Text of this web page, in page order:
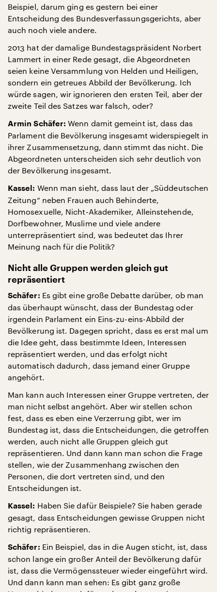
Beispiel, darum ging es gestern bei einer
Entscheidung des Bundesverfassungsgerichts, aber
auch noch viele andere.
2013 hat der damalige Bundestagspräsident Norbert
Lammert in einer Rede gesagt, die Abgeordneten
seien keine Versammlung von Helden und Heiligen,
sondern ein getreues Abbild der Bevölkerung. Ich
würde sagen, wir ignorieren den ersten Teil, aber der
zweite Teil des Satzes war falsch, oder?
Armin Schäfer: Wenn damit gemeint ist, dass das
Parlament die Bevölkerung insgesamt widerspiegelt in
ihrer Zusammensetzung, dann stimmt das nicht. Die
Abgeordneten unterscheiden sich sehr deutlich von
der Bevölkerung insgesamt.
Kassel: Wenn man sieht, dass laut der „Süddeutschen
Zeitung“ neben Frauen auch Behinderte,
Homosexuelle, Nicht-Akademiker, Alleinstehende,
Dorfbewohner, Muslime und viele andere
unterrepräsentiert sind, was bedeutet das Ihrer
Meinung nach für die Politik?
Nicht alle Gruppen werden gleich gut
repräsentiert
Schäfer: Es gibt eine große Debatte darüber, ob man
das überhaupt wünscht, dass der Bundestag oder
irgendein Parlament ein Eins-zu-eins-Abbild der
Bevölkerung ist. Dagegen spricht, dass es erst mal um
die Idee geht, dass bestimmte Ideen, Interessen
repräsentiert werden, und das erfolgt nicht
automatisch dadurch, dass jemand einer Gruppe
angehört.
Man kann auch Interessen einer Gruppe vertreten, der
man nicht selbst angehört. Aber wir stellen schon
fest, dass es eben eine Verzerrung gibt, wer im
Bundestag ist, dass die Entscheidungen, die getroffen
werden, auch nicht alle Gruppen gleich gut
repräsentieren. Und dann kann man schon die Frage
stellen, wie der Zusammenhang zwischen den
Personen, die dort vertreten sind, und den
Entscheidungen ist.
Kassel: Haben Sie dafür Beispiele? Sie haben gerade
gesagt, dass Entscheidungen gewisse Gruppen nicht
richtig repräsentieren.
Schäfer: Ein Beispiel, das in die Augen sticht, ist, dass
schon lange ein großer Anteil der Bevölkerung dafür
ist, dass die Vermögenssteuer wieder eingeführt wird.
Und dann kann man sehen: Es gibt ganz große